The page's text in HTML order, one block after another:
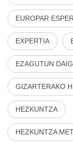
EUROPAR
EXPERTIA
EZAGUTUN
GIZARTERAKO
HEZKUNTZA
HEZKUNTZA